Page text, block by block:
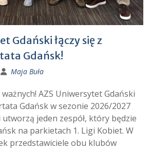
Gdański łączy się z
Gdańsk!
Maja Buła
AZS Uniwersytet Gdański
Gdańsk w sezonie 2026/2027
utworzą jeden zespół, który będzie
na parkietach 1. Ligi Kobiet. W
przedstawiciele obu klubów